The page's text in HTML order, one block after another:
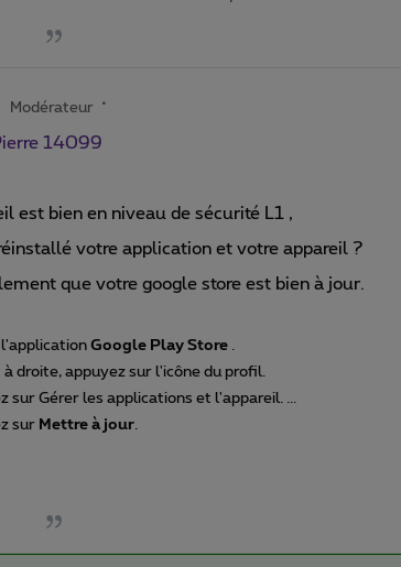
Modérateur
14099
est bien en niveau de sécurité L1 ,
votre application et votre appareil ?
que votre google store est bien à jour.
Google Play Store .
à droite, appuyez sur l'icône du profil.
sur Gérer les applications et l'appareil. ...
sur Mettre à jour.